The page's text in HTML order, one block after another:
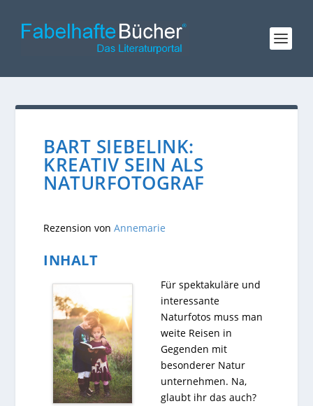
BART SIEBELINK:
KREATIV SEIN ALS
NATURFOTOGRAF
Rezension vonAnnemarie
INHALT
Für spektakuläre und
interessante
Naturfotos muss man
weite Reisen in
Gegenden mit
besonderer Natur
unternehmen. Na,
glaubt ihr das auch?